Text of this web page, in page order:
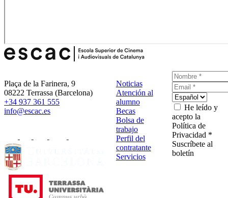
Plaça de la Farinera, 9
08222 Terrassa (Barcelona)
+34 937 361 555
info@escac.es
Noticias
Atención al
alumno
Becas
Bolsa de
trabajo
Perfil del
contratante
Servicios
He leído y
acepto la
Política de
Privacidad *
Suscríbete al
boletín